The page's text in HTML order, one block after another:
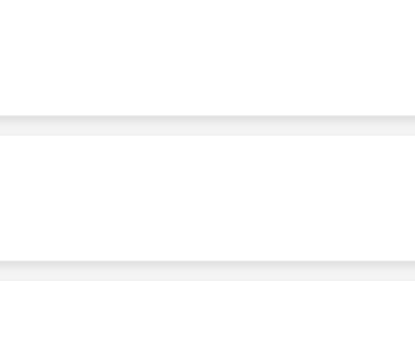
선 목록은 다음과 같습니다.